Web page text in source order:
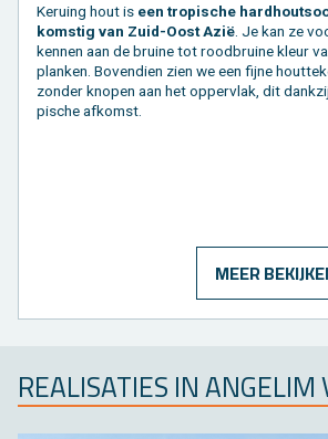
Keruing hout is een tro­pi­sche
kom­stig van Zuid-Oost Azië . Je kan ze
ken­nen aan de brui­ne tot rood­brui­ne kleur
plan­ken. Bo­ven­dien zien we een fijne
zon­der kno­pen aan het op­per­vlak, dit
pi­sche af­komst.
MEER
RE­A­LI­SA­TIES IN